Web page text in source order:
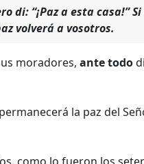
di: “¡Paz a esta casa!”
volverá a vosotros.
moradores, ante todo
la paz del